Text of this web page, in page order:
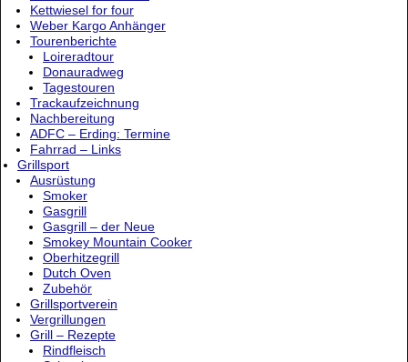
Kettwiesel for four
Weber Kargo Anhänger
Tourenberichte
Loireradtour
Donauradweg
Tagestouren
Trackaufzeichnung
Nachbereitung
ADFC – Erding: Termine
Fahrrad – Links
Grillsport
Ausrüstung
Smoker
Gasgrill
Gasgrill – der Neue
Smokey Mountain Cooker
Oberhitzegrill
Dutch Oven
Zubehör
Grillsportverein
Vergrillungen
Grill – Rezepte
Rindfleisch